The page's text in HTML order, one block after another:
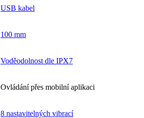
USB kabel
100 mm
Voděodolnost dle IPX7
Ovládání přes mobilní aplikaci
8 nastavitelných vibrací